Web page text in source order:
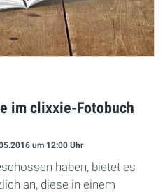
im clixxie-Fotobuch
um 12:00 Uhr
haben, bietet es
an, diese in einem